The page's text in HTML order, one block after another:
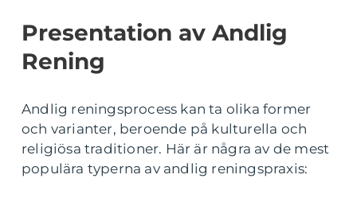
Presentation av Andlig
Rening
Andlig reningsprocess kan ta olika former
och varianter, beroende på kulturella och
religiösa traditioner. Här är några av de mest
populära typerna av andlig reningspraxis: